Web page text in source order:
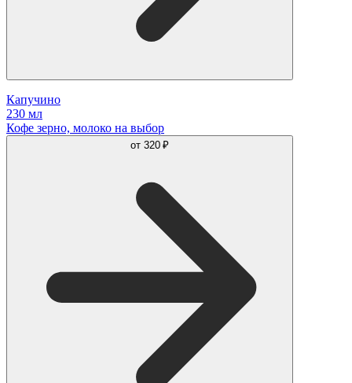
Капучино
230 мл
Кофе зерно, молоко на выбор
от 320 ₽